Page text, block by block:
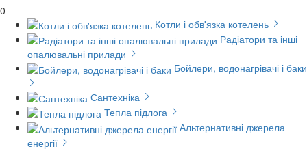
0
Котли і обв'язка котелень
Радіатори та інші
опалювальні прилади
Бойлери, водонагрівачі і баки
Сантехніка
Тепла підлога
Альтернативні джерела
енергії